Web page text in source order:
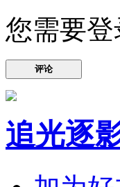
您需要
评论
追光逐